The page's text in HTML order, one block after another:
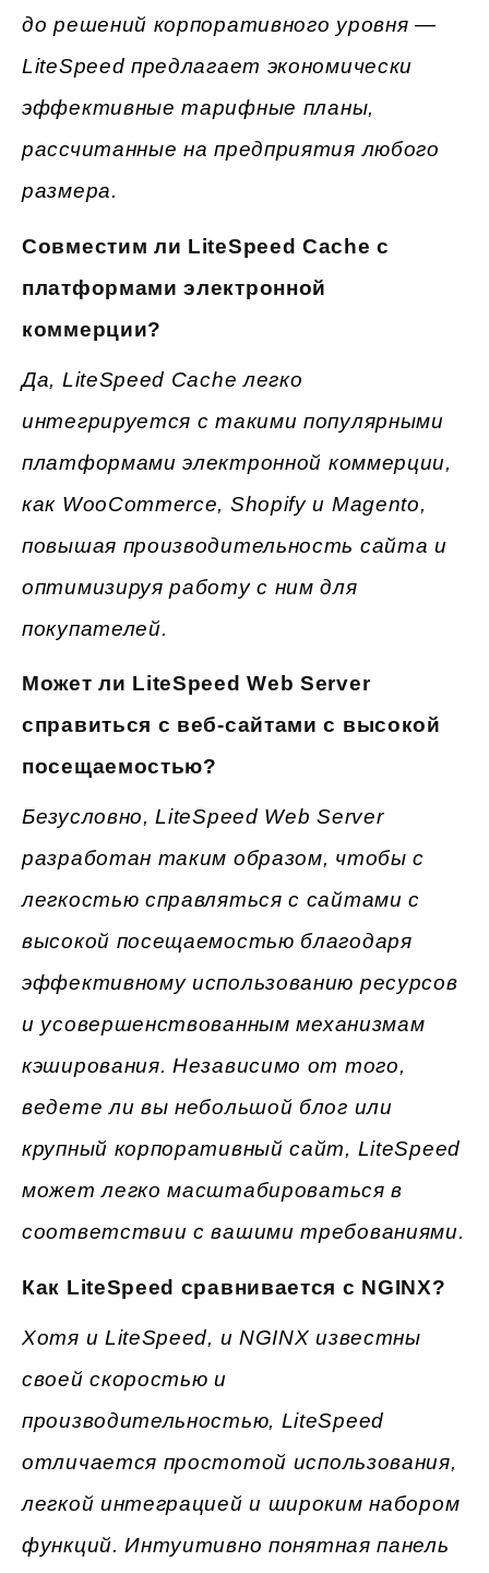
до решений корпоративного уровня —
LiteSpeed предлагает экономически
эффективные тарифные планы,
рассчитанные на предприятия любого
размера.
Совместим ли LiteSpeed Cache с
платформами электронной
коммерции?
Да, LiteSpeed Cache легко
интегрируется с такими популярными
платформами электронной коммерции,
как WooCommerce, Shopify и Magento,
повышая производительность сайта и
оптимизируя работу с ним для
покупателей.
Может ли LiteSpeed Web Server
справиться с веб-сайтами с высокой
посещаемостью?
Безусловно, LiteSpeed Web Server
разработан таким образом, чтобы с
легкостью справляться с сайтами с
высокой посещаемостью благодаря
эффективному использованию ресурсов
и усовершенствованным механизмам
кэширования. Независимо от того,
ведете ли вы небольшой блог или
крупный корпоративный сайт, LiteSpeed
может легко масштабироваться в
соответствии с вашими требованиями.
Как LiteSpeed сравнивается с NGINX?
Хотя и LiteSpeed, и NGINX известны
своей скоростью и
производительностью, LiteSpeed
отличается простотой использования,
легкой интеграцией и широким набором
функций. Интуитивно понятная панель